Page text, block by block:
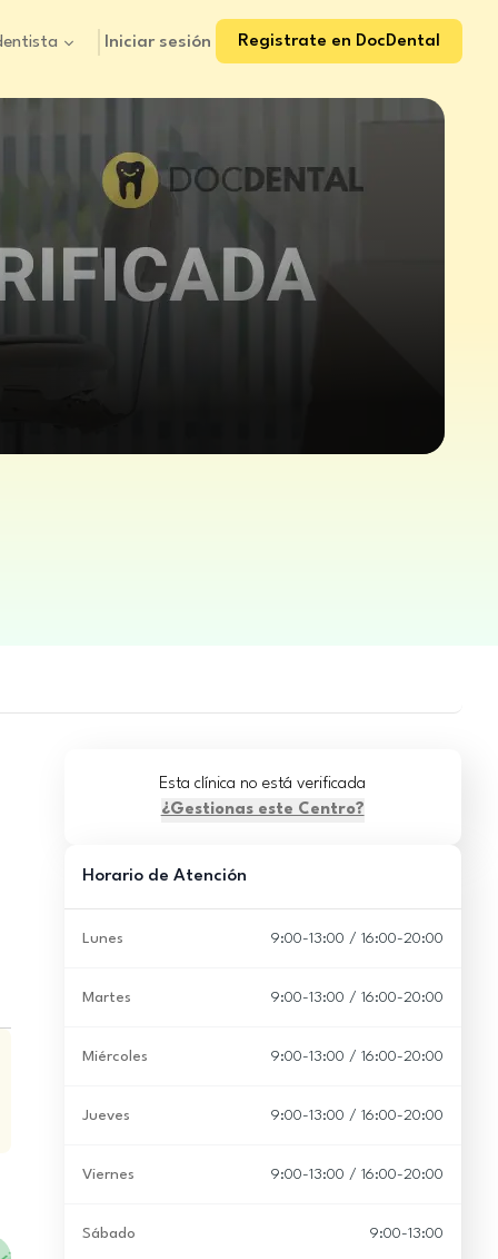
Iniciar sesión Registrate en DocDental
Esta clínica no está verificada
¿Gestionas este Centro?
Horario de Atención
Lunes 9:00-13:00 / 16:00-20:00
Martes 9:00-13:00 / 16:00-20:00
Miércoles 9:00-13:00 / 16:00-20:00
Jueves 9:00-13:00 / 16:00-20:00
Viernes 9:00-13:00 / 16:00-20:00
Sábado 9:00-13:00